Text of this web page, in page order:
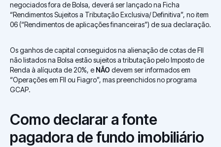
negociados fora de Bolsa, deverá ser lançado na Ficha
“Rendimentos Sujeitos a Tributação Exclusiva/ Definitiva”, no item
06 (“Rendimentos de aplicações financeiras”) de sua declaração.
Os ganhos de capital conseguidos na alienação de cotas de FII
não listados na Bolsa estão sujeitos a tributação pelo Imposto de
Renda à alíquota de 20%, e NÃO devem ser informados em
“Operações em FII ou Fiagro”, mas preenchidos no programa
GCAP.
Como declarar a fonte
pagadora de fundo imobiliário